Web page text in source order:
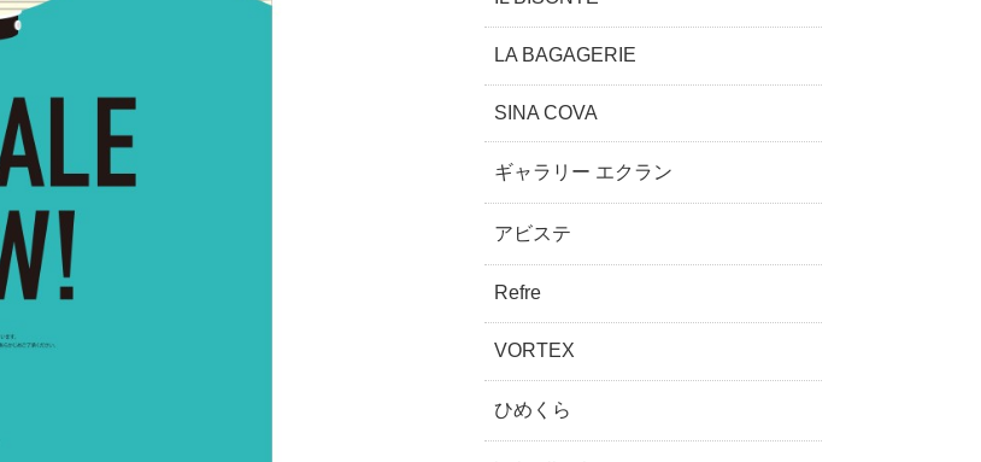
LA BAGAGERIE
SINA COVA
ギャラリー エクラン
アビステ
Refre
VORTEX
ひめくら